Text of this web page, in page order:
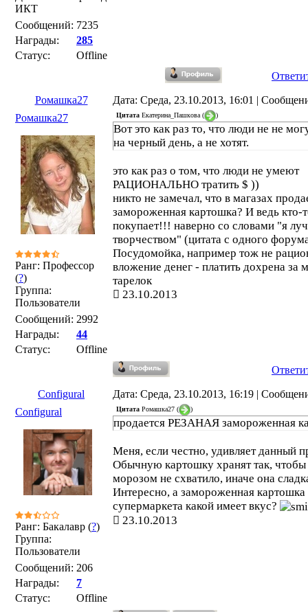
ИКТ
Сообщений: 7235
Награды:
285
Статус:
Offline
Ромашка27
Дата: Среда, 23.10.2013, 16:01 |
Ромашка27
Ранг: Профессор
(?)
Группа:
Пользователи
Сообщений: 2992
Награды:
44
Статус:
Offline
Цитата Екатерина_Пашкова ( )
Вот это как раз то, что люди не не
на черный день, а не хотят.
это как раз о том, что люди не умеют
РАЦИОНАЛЬНО тратить $ ))
никто не замечал, что в магазах
замороженная картошка? И ведь кто-
покупает!!! наверно со словами "я
творчеством" (цитата с одного
Посудомойка, например тож не
вложение денег - платить дохрена за
тарелок
23.10.2013
Configural
Дата: Среда, 23.10.2013, 16:19 |
Configural
Ранг: Бакалавр (?)
Группа:
Пользователи
Сообщений: 206
Награды:
7
Статус:
Offline
Цитата Ромашка27 ( )
продается РЕЗАНАЯ замороженная
Меня, если честно, удивляет данный
Обычную картошку хранят так, чтобы
морозом не схватило, иначе она
Интересно, а замороженная картошка
супермаркета какой имеет вкус?
23.10.2013